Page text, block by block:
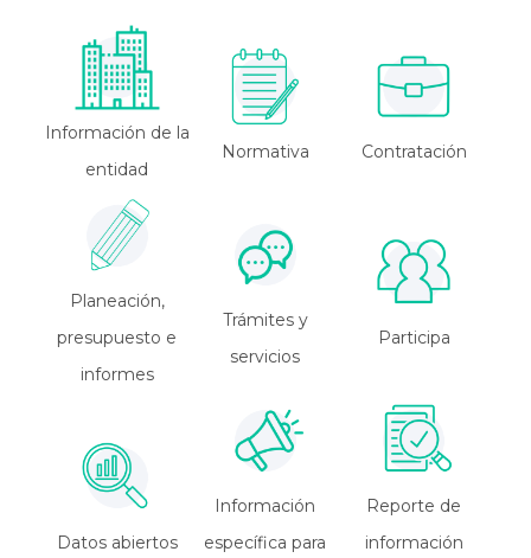
Información de la
entidad
Normativa Contratación
Planeación,
presupuesto e
informes
Trámites y
servicios
Participa
Datos abiertos
Información
específica para
Reporte de
información